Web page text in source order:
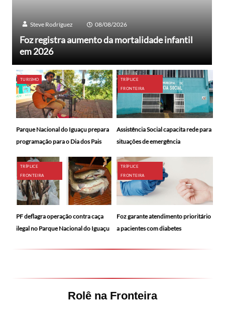
Steve Rodríguez 08/08/2026
Foz registra aumento da mortalidade infantil
em 2026
TURISMO
Parque Nacional do Iguaçu prepara
programação para o Dia dos Pais
TRÍPLICE
FRONTEIRA
Assistência Social capacita rede para
situações de emergência
TRÍPLICE
FRONTEIRA
PF deflagra operação contra caça
ilegal no Parque Nacional do Iguaçu
TRÍPLICE
FRONTEIRA
Foz garante atendimento prioritário
a pacientes com diabetes
Rolê na Fronteira